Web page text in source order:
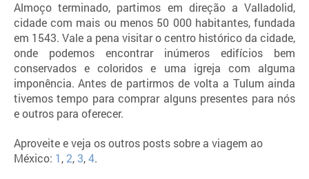
Almoço terminado, partimos em direção a Valladolid,
cidade com mais ou menos 50 000 habitantes, fundada
em 1543. Vale a pena visitar o centro histórico da cidade,
onde podemos encontrar inúmeros edifícios bem
conservados e coloridos e uma igreja com alguma
imponência. Antes de partirmos de volta a Tulum ainda
tivemos tempo para comprar alguns presentes para nós
e outros para oferecer.
Aproveite e veja os outros posts sobre a viagem ao
México: 1 , 2, 3, 4.